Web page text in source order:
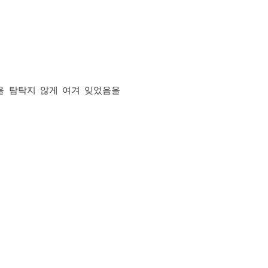
탐탁지 않게 여겨 잊었음을